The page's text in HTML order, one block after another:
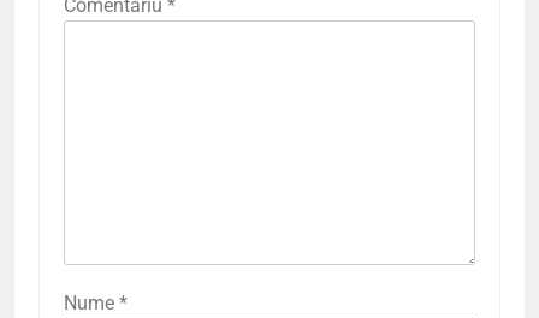
Comentariu *
Nume *